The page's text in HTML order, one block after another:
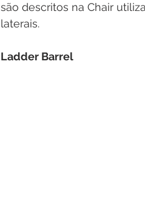
são descritos na Chair
laterais.
Ladder Barrel